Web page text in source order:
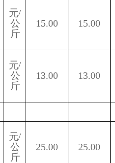
元/
公
斤
15.00 15.00
元/
公
斤
13.00 13.00
元/
公
斤
25.00 25.00